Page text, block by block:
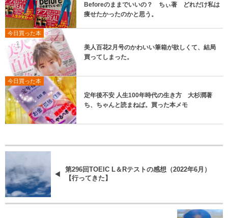
Beforeのままでいいの？ ちぃ著 どれだけ私は
痩せたかったのかと思う。
今日買った本
美人百花2月号のかわいい筆箱が欲しくて、結局
買ってしまった。
今日買った本
定年後不安 人生100年時代の生き方 大杉潤著
ち、ちゃんと読まねば。買った本メモ
第296回TOEIC L＆Rテストの感想（2022年6月）
【行ってきた】